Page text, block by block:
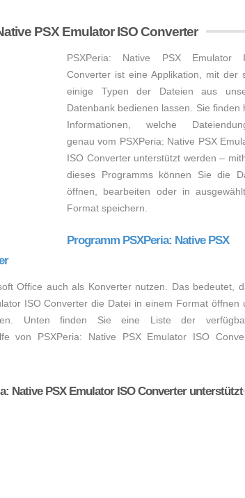
PSX Emulator ISO Converter
PSXPeria: Native PSX Emulator
Converter ist eine Applikation, mit der
einige Typen der Dateien aus
Datenbank bedienen lassen. Sie finden
Informationen, welche
genau vom PSXPeria: Native PSX
ISO Converter unterstützt werden –
dieses Programms können Sie die
öffnen, bearbeiten oder in
Format speichern.
Programm PSXPeria: Native PSX
Office auch als Konverter nutzen. Das bedeutet,
ISO Converter die Datei in einem Format öffnen
Unten finden Sie eine Liste der
von PSXPeria: Native PSX Emulator ISO
Native PSX Emulator ISO Converter unterstützt